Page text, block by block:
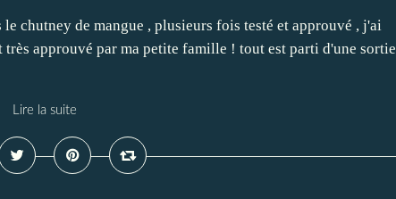
chutney de mangue , plusieurs fois testé et approuvé , j'ai
approuvé par ma petite famille ! tout est parti d'une sortie
Lire la suite